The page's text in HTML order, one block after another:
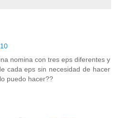
nomina con tres eps diferentes y
cada eps sin necesidad de hacer
puedo hacer??